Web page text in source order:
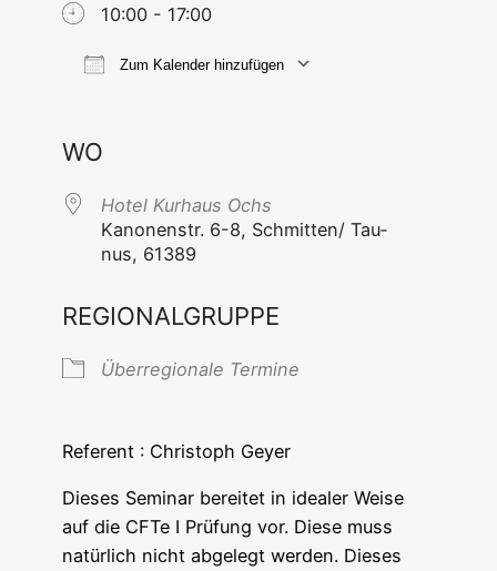
10:00 - 17:00
Zum Kalender hinzufügen
WO
Hotel Kur­haus Ochs
Kano­nen­str. 6-8, Schmitten/ Tau­
nus, 61389
REGIONALGRUPPE
Über­re­gio­na­le Termine
Refe­rent : Chris­toph Geyer
Die­ses Semi­nar berei­tet in idea­ler Wei­se
auf die CFTe I Prü­fung vor. Die­se muss
natür­lich nicht abge­legt wer­den. Die­ses